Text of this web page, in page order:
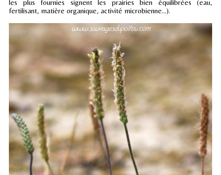
les plus fournies signent les prairies bien équilibrées (eau,
fertilisant, matière organique, activité microbienne...).